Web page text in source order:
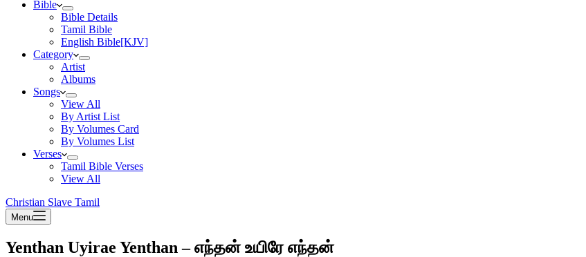
Bible
Bible Details
Tamil Bible
English Bible[KJV]
Category
Artist
Albums
Songs
View All
By Artist List
By Volumes Card
By Volumes List
Verses
Tamil Bible Verses
View All
Christian Slave Tamil
Menu
Yenthan Uyirae Yenthan – எந்தன் உயிரே எந்தன்